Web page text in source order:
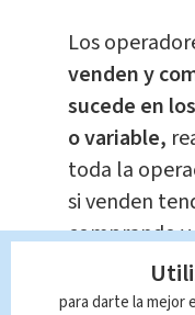
Los
venden y
sucede en
o variable,
toda la
si venden
comprando
acabar
para darte la mejor